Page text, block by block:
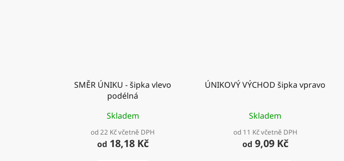
SMĚR ÚNIKU - šipka vlevo
podélná
Skladem
od 22 Kč včetně DPH
od 18,18 Kč
ÚNIKOVÝ VÝCHOD šipka vpravo
Skladem
od 11 Kč včetně DPH
od 9,09 Kč